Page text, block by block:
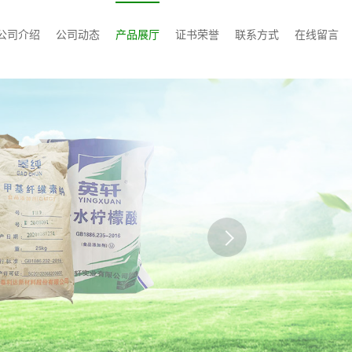
司介绍 公司动态 产品展厅 证书荣誉 联系方式 在线留言